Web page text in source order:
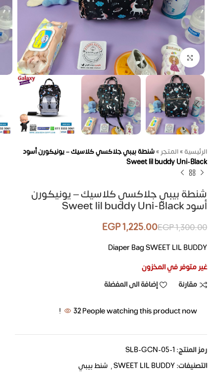
اضغط للتكبير
الرئيسية»المتجر »شنطة بيبي جلاكسي كلاسيك – يونيكورن أسود
Sweet lil buddy Uni-Black
شنطة بيبي جلاكسي كلاسيك – يونيكورن
أسود Sweet lil buddy Uni-Black
1,300.00
EGP
1,225.00
EGP
Diaper Bag SWEET LIL BUDDY
غير متوفر في المخزون
مقارنة
إضافة الى المفضلة
32People watching this product now!
رمز المنتج: SLB-GCN-05-1
التصنيفات:SWEET LIL BUDDY
, شنط بيبي